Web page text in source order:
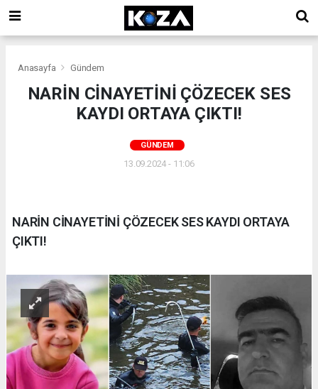
Anasayfa Gündem
NARİN CİNAYETİNİ ÇÖZECEK SES
KAYDI ORTAYA ÇIKTI!
GÜNDEM
13.09.2024 - 11:06
NARİN CİNAYETİNİ ÇÖZECEK SES KAYDI ORTAYA
ÇIKTI!